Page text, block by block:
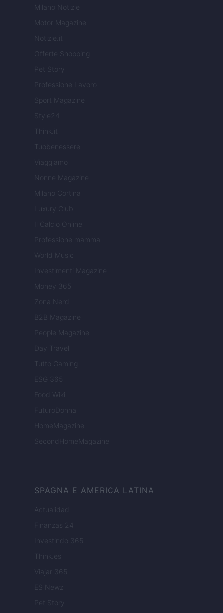
Milano Notizie
Motor Magazine
Notizie.it
Offerte Shopping
Pet Story
Professione Lavoro
Sport Magazine
Style24
Think.it
Tuobenessere
Viaggiamo
Nonne Magazine
Milano Cortina
Luxury Club
Il Calcio Online
Professione mamma
World Music
Investimenti Magazine
Money 365
Zona Nerd
B2B Magazine
People Magazine
Day Travel
Tutto Gaming
ESG 365
Food Wiki
FuturoDonna
HomeMagazine
SecondHomeMagazine
SPAGNA E AMERICA LATINA
Actualidad
Finanzas 24
Investindo 365
Think.es
Viajar 365
ES Newz
Pet Story